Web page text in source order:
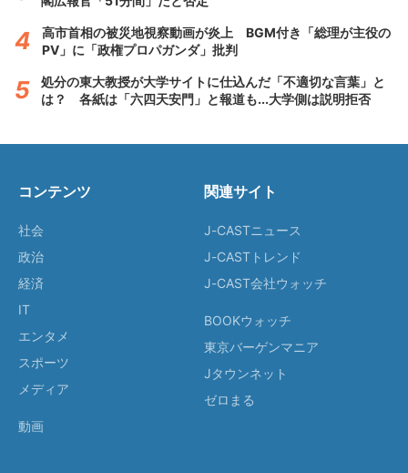
高市首相の被災地視察動画が炎上 BGM付き「総理が主役の
PV」に「政権プロパガンダ」批判
処分の東大教授が大学サイトに仕込んだ「不適切な言葉」と
は？ 各紙は「六四天安門」と報道も...大学側は説明拒否
コンテンツ
社会
政治
経済
IT
エンタメ
スポーツ
メディア
動画
関連サイト
J-CASTニュース
J-CASTトレンド
J-CAST会社ウォッチ
BOOKウォッチ
東京バーゲンマニア
Jタウンネット
ゼロまる